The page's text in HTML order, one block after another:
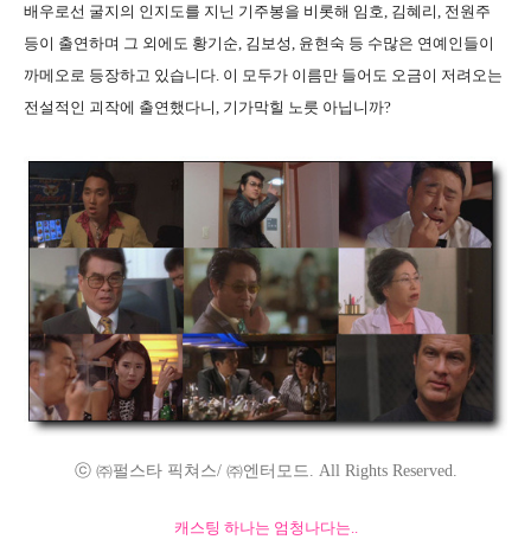
배우로선 굴지의 인지도를 지닌 기주봉을 비롯해 임호, 김혜리, 전원주
등이 출연하며 그 외에도 황기순, 김보성, 윤현숙 등 수많은 연예인들이
까메오로 등장하고 있습니다. 이 모두가 이름만 들어도 오금이 저려오는
전설적인 괴작에 출연했다니, 기가막힐 노릇 아닙니까?
ⓒ ㈜펄스타 픽쳐스/ ㈜엔터모드. All Rights Reserved.
캐스팅 하나는 엄청나다는..